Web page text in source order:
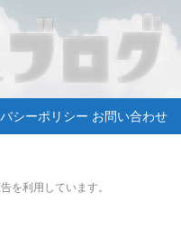
シーポリシー お問い合わせ
を利用しています。